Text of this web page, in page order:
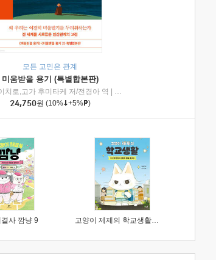
| 제이브리즈북스
모든 고민은 관계
미움받을 용기 (특별합본판)
치로,고가 후미타케 저/전경아 역
인플루엔셜
24,750원 (10% +5% )
사 깜냥 9 고양이 제제의 학교생활 1 : 초등학생이 이렇게 힘들 줄이야